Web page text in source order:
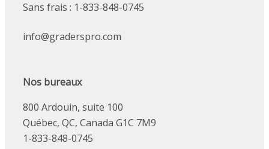
Sans frais : 1-833-848-0745
info@graderspro.com
Nos bureaux
800 Ardouin, suite 100
Québec, QC, Canada G1C 7M9
1-833-848-0745